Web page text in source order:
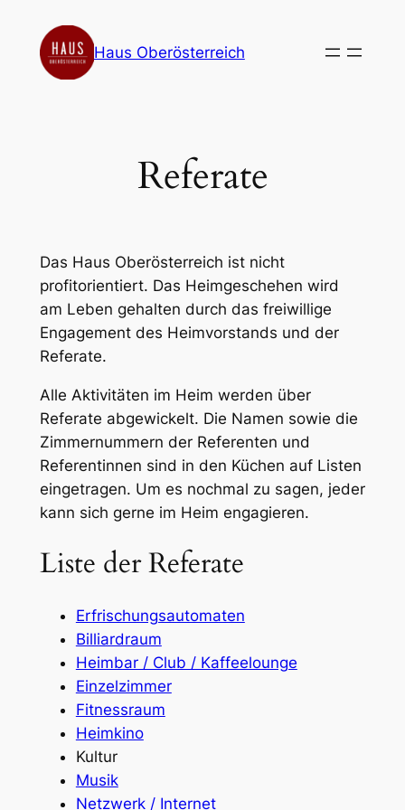
Inhalt
springen
Haus Oberösterreich
Referate
Das Haus Oberösterreich ist nicht
profitorientiert. Das Heimgeschehen wird
am Leben gehalten durch das freiwillige
Engagement des Heimvorstands und der
Referate.
Alle Aktivitäten im Heim werden über
Referate abgewickelt. Die Namen sowie die
Zimmernummern der Referenten und
Referentinnen sind in den Küchen auf Listen
eingetragen. Um es nochmal zu sagen, jeder
kann sich gerne im Heim engagieren.
Liste der Referate
Erfrischungsautomaten
Billiardraum
Heimbar / Club / Kaffeelounge
Einzelzimmer
Fitnessraum
Heimkino
Kultur
Musik
Netzwerk / Internet